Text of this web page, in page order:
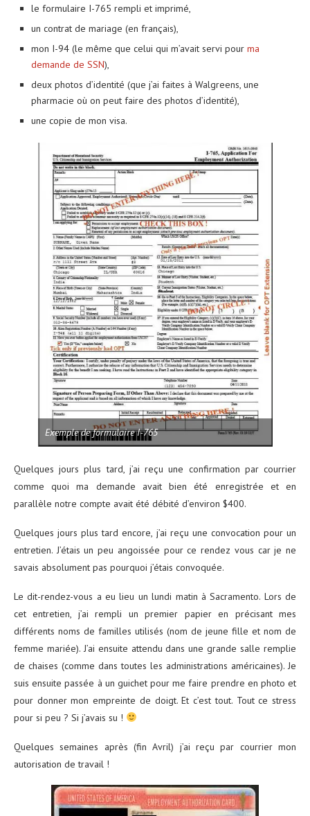
le formulaire I-765 rempli et imprimé,
un contrat de mariage (en français),
mon I-94 (le même que celui qui m’avait servi pour ma
demande de SSN),
deux photos d’identité (que j’ai faites à Walgreens, une
pharmacie où on peut faire des photos d’identité),
une copie de mon visa.
Exemple de formulaire I-765
Quelques jours plus tard, j’ai reçu une confirmation par courrier
comme quoi ma demande avait bien été enregistrée et en
parallèle notre compte avait été débité d’environ $400.
Quelques jours plus tard encore, j’ai reçu une convocation pour un
entretien. J’étais un peu angoissée pour ce rendez vous car je ne
savais absolument pas pourquoi j’étais convoquée.
Le dit-rendez-vous a eu lieu un lundi matin à Sacramento. Lors de
cet entretien, j’ai rempli un premier papier en précisant mes
différents noms de familles utilisés (nom de jeune fille et nom de
femme mariée). J’ai ensuite attendu dans une grande salle remplie
de chaises (comme dans toutes les administrations américaines). Je
suis ensuite passée à un guichet pour me faire prendre en photo et
pour donner mon empreinte de doigt. Et c’est tout. Tout ce stress
pour si peu ? Si j’avais su !
Quelques semaines après (fin Avril) j’ai reçu par courrier mon
autorisation de travail !